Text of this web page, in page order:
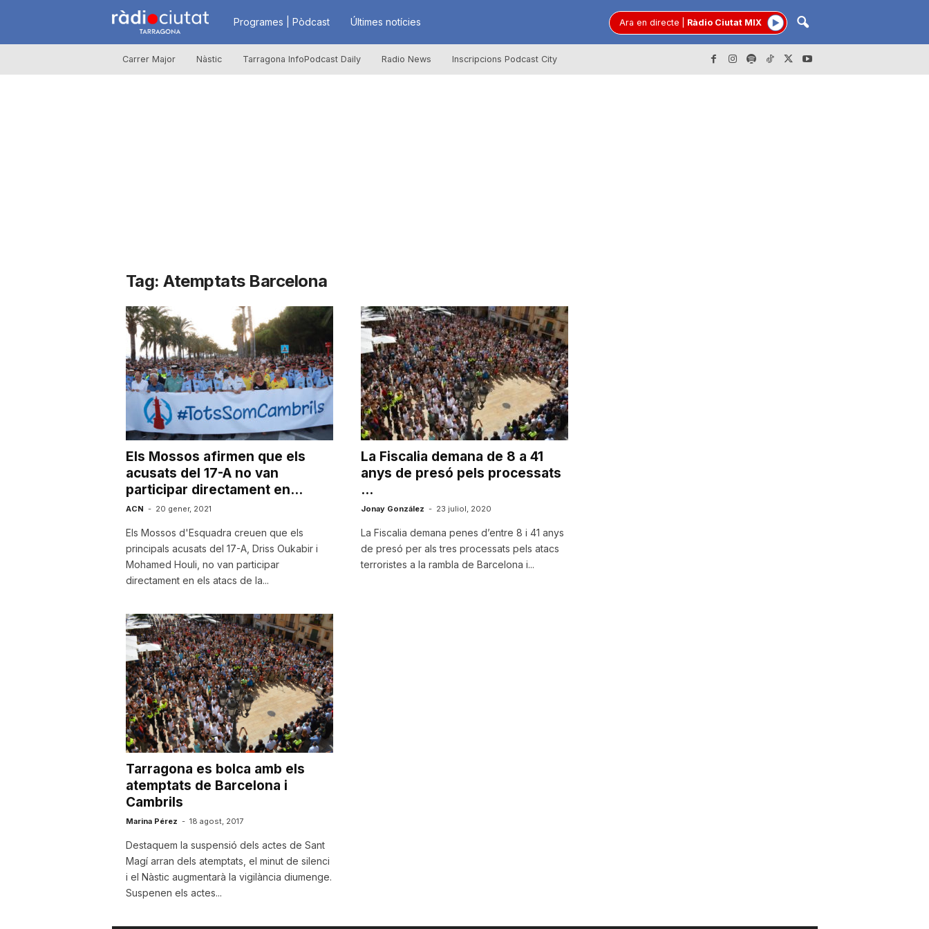
R
à
i
t
a
t
d
e
a
r
r
a
g
o
Programes | Pòdcast Últimes notícies Ara en directe Ràdio Ciutat MIX
Carrer Major Nàstic Tarragona InfoPodcast Daily Radio News Inscripcions Podcast City
Tag: Atemptats Barcelona
Els Mossos afirmen que els
acusats del 17-A no van
participar directament en...
ACN - 20 gener, 2021
Els Mossos d'Esquadra creuen que els
principals acusats del 17-A, Driss Oukabir i
Mohamed Houli, no van participar
directament en els atacs de la...
La Fiscalia demana de 8 a 41
anys de presó pels processats
...
Jonay González - 23 juliol, 2020
La Fiscalia demana penes d’entre 8 i 41 anys
de presó per als tres processats pels atacs
terroristes a la rambla de Barcelona i...
Tarragona es bolca amb els
atemptats de Barcelona i
Cambrils
Marina Pérez - 18 agost, 2017
Destaquem la suspensió dels actes de Sant
Magí arran dels atemptats, el minut de silenci
i el Nàstic augmentarà la vigilància diumenge.
Suspenen els actes...